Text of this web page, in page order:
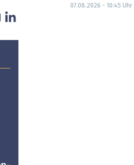
07.08.2026 - 10:45 Uhr